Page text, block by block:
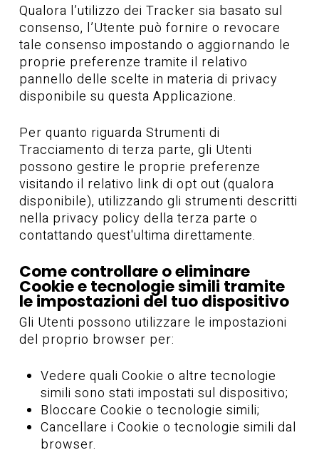
Qualora l’utilizzo dei Tracker sia basato sul
consenso, l’Utente può fornire o revocare
tale consenso impostando o aggiornando le
proprie preferenze tramite il relativo
pannello delle scelte in materia di privacy
disponibile su questa Applicazione.
Per quanto riguarda Strumenti di
Tracciamento di terza parte, gli Utenti
possono gestire le proprie preferenze
visitando il relativo link di opt out (qualora
disponibile), utilizzando gli strumenti descritti
nella privacy policy della terza parte o
contattando quest'ultima direttamente.
Come controllare o eliminare
Cookie e tecnologie simili tramite
le impostazioni del tuo dispositivo
Gli Utenti possono utilizzare le impostazioni
del proprio browser per:
Vedere quali Cookie o altre tecnologie
simili sono stati impostati sul dispositivo;
Bloccare Cookie o tecnologie simili;
Cancellare i Cookie o tecnologie simili dal
browser.